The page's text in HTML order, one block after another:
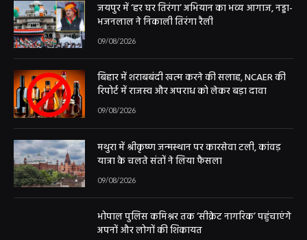
जयपुर में ‘हर घर तिरंगा’ अभियान का भव्य आगाज, नड्डा-
भजनलाल ने निकाली तिरंगा रैली
09/08/2026
बिहार में शराबबंदी खत्म करने की सलाह, NCAER की
रिपोर्ट में राजस्व और अपराध को लेकर बड़ा दावा
09/08/2026
मथुरा में श्रीकृष्ण जन्मस्थान पर कारसेवा टली, कांवड़
यात्रा के चलते संतों ने लिया फैसला
09/08/2026
भोपाल पुलिस कमिश्नर तक ‘सीक्रेट नागरिक’ पहुंचाएंगे
अपनों और लोगों की शिकायत